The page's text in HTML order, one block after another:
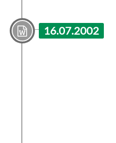
16.07.2002